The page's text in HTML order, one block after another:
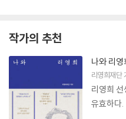
작가의 추천
나와 리영
리영희재단
리영희
유효하다.